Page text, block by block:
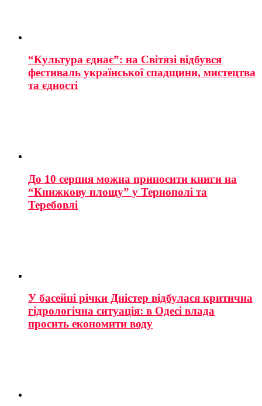
“Культура єднає”: на Світязі відбувся
фестиваль української спадщини, мистецтва
та єдності
До 10 серпня можна приносити книги на
“Книжкову площу” у Тернополі та
Теребовлі
У басейні річки Дністер відбулася критична
гідрологічна ситуація: в Одесі влада
просить економити воду